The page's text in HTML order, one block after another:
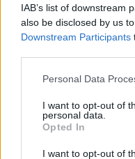
IAB’s list of downstream
also be disclosed by us
Downstream Participants
Personal Data
I want to opt-out of
personal data.
Opted In
I want to opt-out of
29.5.2002
Jak známo, vláda schválila
vodní nádrže a toky se
povrchových vodách.
Plzeňsku se překvapivě
vyhlášky, kde je
motorových člunů a
pouze Ministerstvem
od 15. června do 15. září,
lodní dopravy.